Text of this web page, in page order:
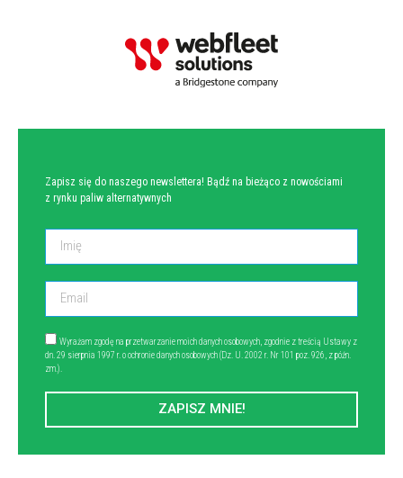
Zapisz się do naszego newslettera! Bądź na bieżąco z nowościami
z rynku paliw alternatywnych
Wyrażam zgodę na przetwarzanie moich danych osobowych, zgodnie z treścią Ustawy z
dn. 29 sierpnia 1997 r. o ochronie danych osobowych (Dz. U. 2002 r. Nr 101 poz. 926, z późn.
zm.).
ZAPISZ MNIE!